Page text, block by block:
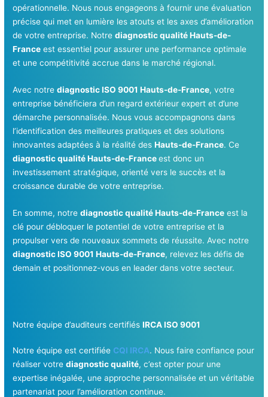
opérationnelle. Nous nous engageons à fournir une évaluation
précise qui met en lumière les atouts et les axes d’amélioration
de votre entreprise. Notrediagnostic qualité Hauts-de-
France est essentiel pour assurer une performance optimale
et une compétitivité accrue dans le marché régional.
Avec notrediagnostic ISO 9001 Hauts-de-France, votre
entreprise bénéficiera d’un regard extérieur expert et d’une
démarche personnalisée. Nous vous accompagnons dans
l’identification des meilleures pratiques et des solutions
innovantes adaptées à la réalité desHauts-de-France. Ce
diagnostic qualité Hauts-de-Franceest donc un
investissement stratégique, orienté vers le succès et la
croissance durable de votre entreprise.
En somme, notrediagnostic qualité Hauts-de-France est la
clé pour débloquer le potentiel de votre entreprise et la
propulser vers de nouveaux sommets de réussite. Avec notre
diagnostic ISO 9001 Hauts-de-France, relevez les défis de
demain et positionnez-vous en leader dans votre secteur.
Notre équipe d’auditeurs certifiésIRCA ISO 9001
Notre équipe est certifiée CQI IRCA. Nous faire confiance pour
réaliser votrediagnostic qualité, c’est opter pour une
expertise inégalée, une approche personnalisée et un véritable
partenariat pour l’amélioration continue.